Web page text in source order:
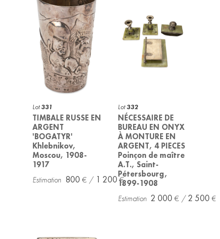
Lot331
TIMBALE RUSSE EN
ARGENT
'BOGATYR'
Khlebnikov,
Moscou, 1908-
1917
800 1 200
Lot332
NÉCESSAIRE DE
BUREAU EN ONYX
À MONTURE EN
ARGENT, 4 PIECES
Poinçon de maître
A.T., Saint-
Pétersbourg,
1899-1908
2 000 2 500